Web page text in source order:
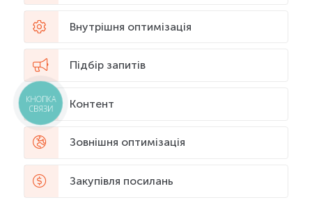
Внутрішня оптимізація
Підбір запитів
Контент
Зовнішня оптимізація
Закупівля посилань
КНОПКА
СВЯЗИ